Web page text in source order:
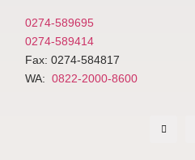
0274-589695
0274-589414
Fax: 0274-584817
WA: 0822-2000-8600